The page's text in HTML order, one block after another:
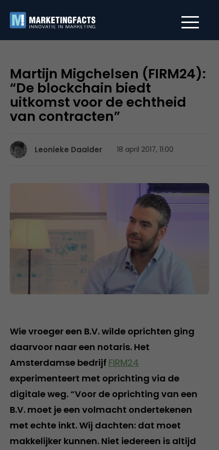
Martijn Migchelsen (FIRM24):
“De blockchain biedt
uitkomst voor de echtheid
van contracten”
Leonieke Daalder 18 april 2017, 11:00
Wie vroeger een B.V. wilde oprichten ging
daarvoor naar een notaris. Het
Amsterdamse bedrijf FIRM24
experimenteert met oprichting via de
digitale weg. “Voor de oprichting van een
B.V. moet je een volmacht ondertekenen
met echte inkt. Wij dachten: dat moet
makkelijker kunnen. Niet iedereen is altijd